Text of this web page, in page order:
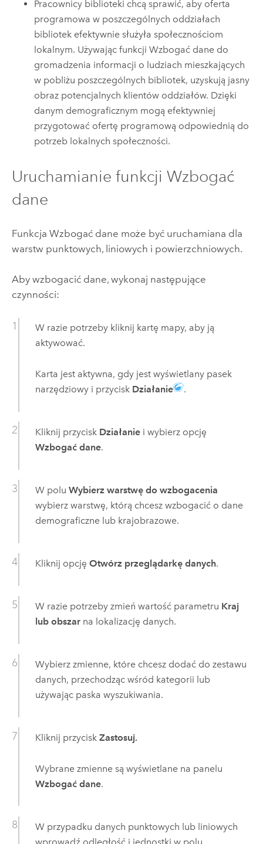
Pracownicy biblioteki chcą sprawić, aby oferta
programowa w poszczególnych oddziałach
bibliotek efektywnie służyła społecznościom
lokalnym. Używając funkcji Wzbogać dane do
gromadzenia informacji o ludziach mieszkających
w pobliżu poszczególnych bibliotek, uzyskują jasny
obraz potencjalnych klientów oddziałów. Dzięki
danym demograficznym mogą efektywniej
przygotować ofertę programową odpowiednią do
potrzeb lokalnych społeczności.
Uruchamianie funkcji Wzbogać
dane
Funkcja Wzbogać dane może być uruchamiana dla
warstw punktowych, liniowych i powierzchniowych.
Aby wzbogacić dane, wykonaj następujące
czynności:
W razie potrzeby kliknij kartę mapy, aby ją
aktywować.
Karta jest aktywna, gdy jest wyświetlany pasek
narzędziowy i przycisk Działanie .
Kliknij przycisk Działaniei wybierz opcję
Wzbogać dane.
W polu Wybierz warstwę do wzbogacenia
wybierz warstwę, którą chcesz wzbogacić o dane
demograficzne lub krajobrazowe.
Kliknij opcję Otwórz przeglądarkę danych.
W razie potrzeby zmień wartość parametru Kraj
lub obszarna lokalizację danych.
Wybierz zmienne, które chcesz dodać do zestawu
danych, przechodząc wśród kategorii lub
używając paska wyszukiwania.
Kliknij przycisk Zastosuj.
Wybrane zmienne są wyświetlane na panelu
Wzbogać dane.
W przypadku danych punktowych lub liniowych
wprowadź odległość i jednostki w polu